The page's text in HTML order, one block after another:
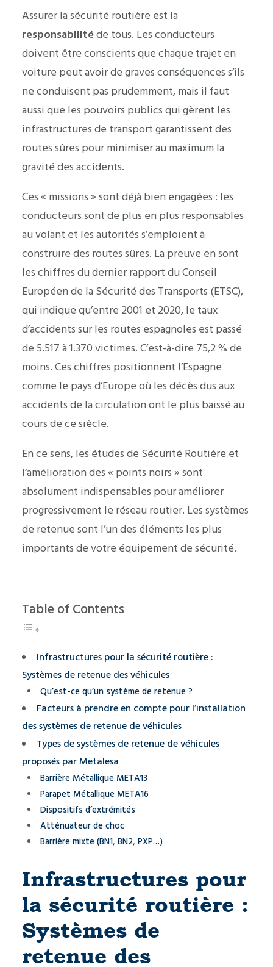
Assurer la sécurité routière est la
responsabilitéde tous. Les conducteurs
doivent être conscients que chaque trajet en
voiture peut avoir de graves conséquences s’ils
ne conduisent pas prudemment, mais il faut
aussi que les pouvoirs publics qui gèrent les
infrastructures de transport garantissent des
routes sûres pour minimiser au maximum la
gravité des accidents.
Ces « missions » sont déjà bien engagées : les
conducteurs sont de plus en plus responsables
au volant et les autorités s’emploient à
construire des routes sûres. La preuve en sont
les chiffres du dernier rapport du Conseil
Européen de la Sécurité des Transports (ETSC),
qui indique qu’entre 2001 et 2020, le taux
d’accidents sur les routes espagnoles est passé
de 5.517 à 1.370 victimes. C’est-à-dire 75,2 % de
moins. Ces chiffres positionnent l’Espagne
comme le pays d’Europe où les décès dus aux
accidents de la circulation ont le plus baissé au
cours de ce siècle.
En ce sens, les études de Sécurité Routière et
l’amélioration des « points noirs » sont
absolument indispensables pour améliorer
progressivement le réseau routier. Les systèmes
de retenue sont l’un des éléments les plus
importants de votre équipement de sécurité.
Table of Contents
Infrastructures pour la sécurité routière :
Systèmes de retenue des véhicules
Qu’est-ce qu’un système de retenue ?
Facteurs à prendre en compte pour l’installation
des systèmes de retenue de véhicules
Types de systèmes de retenue de véhicules
proposés par Metalesa
Barrière Métallique META13
Parapet Métallique META16
Dispositifs d’extrémités
Atténuateur de choc
Barrière mixte (BN1, BN2, PXP…)
Infrastructures pour
la sécurité routière :
Systèmes de
retenue des